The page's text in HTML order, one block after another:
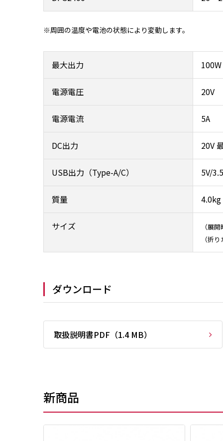
※周囲の温度や電池の状態により変動します。
最大出力 100W
電源電圧 20V
電源電流 5A
DC出力 20V
USB出力（Type-A/C） 5V/
質量 4.0kg
サイズ
（展
（折
ダウンロード
取扱説明書PDF（1.4 MB）
新商品